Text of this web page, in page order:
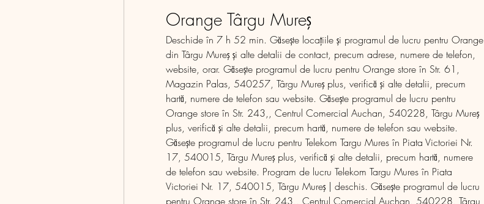
Orange Târgu Mureş
Deschide în 7 h 52 min. Găsește locațiile și programul de lucru pentru Orange
din Târgu Mureş și alte detalii de contact, precum adrese, numere de telefon,
website, orar. Găsește programul de lucru pentru Orange store în Str. 61,
Magazin Palas, 540257, Târgu Mureş plus, verifică şi alte detalii, precum
hartă, numere de telefon sau website. Găsește programul de lucru pentru
Orange store în Str. 243,, Centrul Comercial Auchan, 540228, Târgu Mureş
plus, verifică şi alte detalii, precum hartă, numere de telefon sau website.
Găsește programul de lucru pentru Telekom Targu Mures în Piata Victoriei Nr.
17, 540015, Târgu Mureş plus, verifică şi alte detalii, precum hartă, numere
de telefon sau website. Program de lucru Telekom Targu Mures în Piata
Victoriei Nr. 17, 540015, Târgu Mureş | deschis. Găsește programul de lucru
pentru Orange store în Str. 243,, Centrul Comercial Auchan, 540228, Târgu